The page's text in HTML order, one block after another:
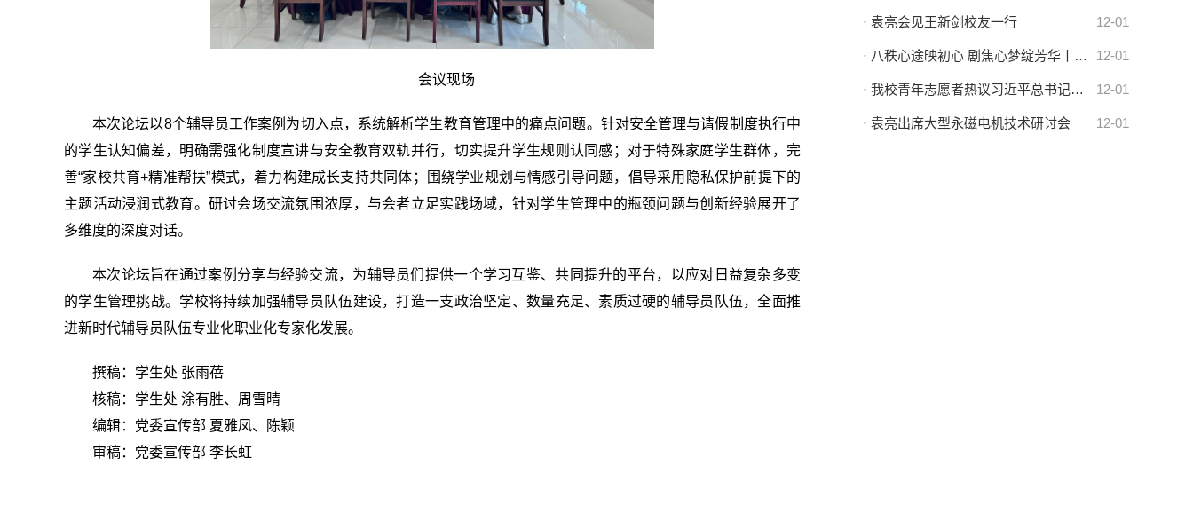
会议现场
本次论坛以8个辅导员工作案例为切入点，系统解析学生教育管理中的痛点问题。针对安全管理与请假制度执行中
的学生认知偏差，明确需强化制度宣讲与安全教育双轨并行，切实提升学生规则认同感；对于特殊家庭学生群体，完
善“家校共育+精准帮扶”模式，着力构建成长支持共同体；围绕学业规划与情感引导问题，倡导采用隐私保护前提下的
主题活动浸润式教育。研讨会场交流氛围浓厚，与会者立足实践场域，针对学生管理中的瓶颈问题与创新经验展开了
多维度的深度对话。
本次论坛旨在通过案例分享与经验交流，为辅导员们提供一个学习互鉴、共同提升的平台，以应对日益复杂多变
的学生管理挑战。学校将持续加强辅导员队伍建设，打造一支政治坚定、数量充足、素质过硬的辅导员队伍，全面推
进新时代辅导员队伍专业化职业化专家化发展。
撰稿：学生处 张雨蓓
核稿：学生处 涂有胜、周雪晴
编辑：党委宣传部 夏雅凤、陈颖
审稿：党委宣传部 李长虹
12-01
· 袁亮会见王新剑校友一行
12-01
· 八秩心途映初心 剧焦心梦绽芳华丨学校第二十届心理情景剧大赛圆满结束
12-01
· 我校青年志愿者热议习近平总书记致中国志愿服务联合会第三届会员代表大...
12-01
· 袁亮出席大型永磁电机技术研讨会